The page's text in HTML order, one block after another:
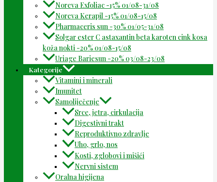
Noreva Exfoliac -15% 01/08-31/08
Noreva Kerapil -15% 01/08-15/08
Pharmaceris sun -30% 01/05-31/08
Solgar ester C astaxantin beta karoten cink kosa
koža nokti -20% 01/08-15/08
Uriage Bariesun -20% 03/08-23/08
Kategorije
Vitamini i minerali
Imunitet
Samoliječenje
Srce, jetra, cirkulacija
Digestivni trakt
Reproduktivno zdravlje
Uho, grlo, nos
Kosti, zglobovi i mišići
Nervni sistem
Oralna higijena